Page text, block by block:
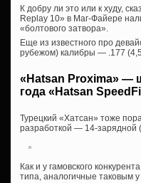
К добру ли это или к худу,
Replay 10» в Маг-Файере
«болтового затвора».
Еще из известного про
рубежом) калибры — .177
«Hatsan Proxima» —
года «Hatsan
Турецкий «Хатсан» тоже
разработкой — 14-зарядной
Как и у гамовского
типа, аналогичные таковым